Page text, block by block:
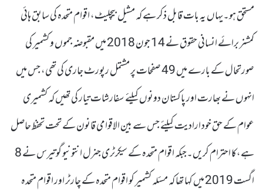
مستحق ہو۔یہاں یہ بات قابل ذکر ہے کہ مشیل بیچلیٹ، اقوام متحدہ کی سابق ہائی
کمشنر برائے انسانی حقوق نے 14 جون 2018 میں مقبوضہ جموں و کشمیر کی
صورتحال کے بارے میں 49 صفحات پر مشتمل رپورٹ جاری کی تھی، جس میں
انہوں نے بھارت اور پاکستان دونوں کیلئے سفارشات تیار کی تھیں کہ کشمیری
عوام کے حق خود ارادیت کیلئے جس سے بین الاقوامی قانون کے تحت تحفظ حاصل
ہے،کا احترام کریں۔جبکہ اقوام متحدہ کے سیکرٹری جنرل انتونیو گوتیرس نے 8
اگست 2019 میں کہا تھا کہ مسئلہ کشمیر کو اقوام متحدہ کے چارٹر اور اقوام متحدہ